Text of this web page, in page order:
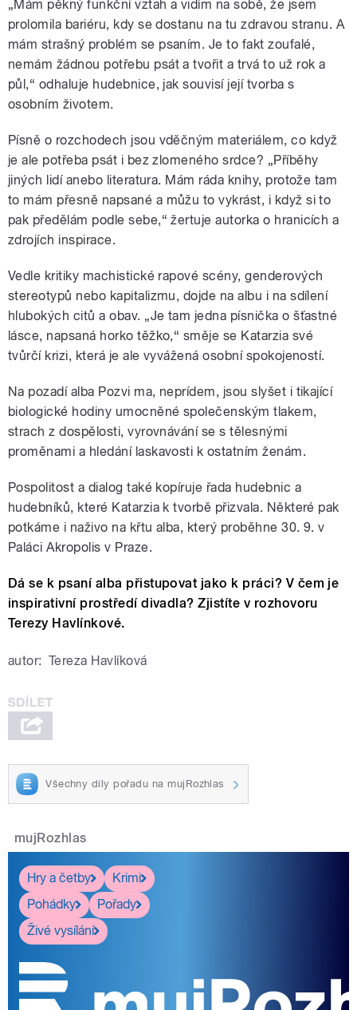
„Mám pěkný funkční vztah a vidím na sobě, že jsem
prolomila bariéru, kdy se dostanu na tu zdravou stranu. A
mám strašný problém se psaním. Je to fakt zoufalé,
nemám žádnou potřebu psát a tvořit a trvá to už rok a
půl,“ odhaluje hudebnice, jak souvisí její tvorba s
osobním životem.
Písně o rozchodech jsou vděčným materiálem, co když
je ale potřeba psát i bez zlomeného srdce? „Příběhy
jiných lidí anebo literatura. Mám ráda knihy, protože tam
to mám přesně napsané a můžu to vykrást, i když si to
pak předělám podle sebe,“ žertuje autorka o hranicích a
zdrojích inspirace.
Vedle kritiky machistické rapové scény, genderových
stereotypů nebo kapitalizmu, dojde na albu i na sdílení
hlubokých citů a obav. „Je tam jedna písnička o šťastné
lásce, napsaná horko těžko,“ směje se Katarzia své
tvůrčí krizi, která je ale vyvážená osobní spokojeností.
Na pozadí alba Pozvi ma, neprídem, jsou slyšet i tikající
biologické hodiny umocněné společenským tlakem,
strach z dospělosti, vyrovnávání se s tělesnými
proměnami a hledání laskavosti k ostatním ženám.
Pospolitost a dialog také kopíruje řada hudebnic a
hudebníků, které Katarzia k tvorbě přizvala. Některé pak
potkáme i naživo na křtu alba, který proběhne 30. 9. v
Paláci Akropolis v Praze.
Dá se k psaní alba přistupovat jako k práci? V čem je
inspirativní prostředí divadla? Zjistíte v rozhovoru
Terezy Havlínkové.
autor: Tereza Havlíková
Všechny díly pořadu na mujRozhlas
mujRozhlas
Hry a četby
Krimi
Pohádky
Pořady
Živé vysílání